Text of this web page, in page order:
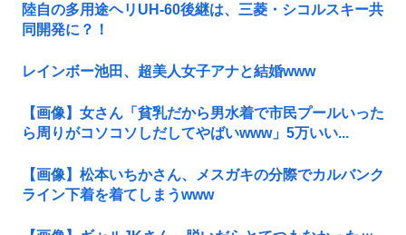
陸自の多用途ヘリUH-60後継は、三菱・シコルスキー共
同開発に？！
レインボー池田、超美人女子アナと結婚www
【画像】女さん「貧乳だから男水着で市民プールいった
ら周りがコソコソしだしてやばいwww」5万いい...
【画像】松本いちかさん、メスガキの分際でカルバンク
ライン下着を着てしまうwww